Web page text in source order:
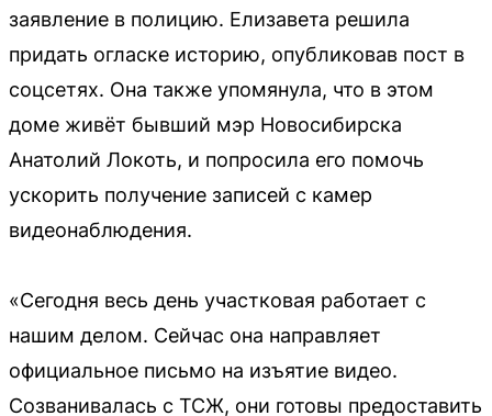
заявление в полицию. Елизавета решила
придать огласке историю, опубликовав пост в
соцсетях. Она также упомянула, что в этом
доме живёт бывший мэр Новосибирска
Анатолий Локоть, и попросила его помочь
ускорить получение записей с камер
видеонаблюдения.
«Сегодня весь день участковая работает с
нашим делом. Сейчас она направляет
официальное письмо на изъятие видео.
Созванивалась с ТСЖ, они готовы предоставить